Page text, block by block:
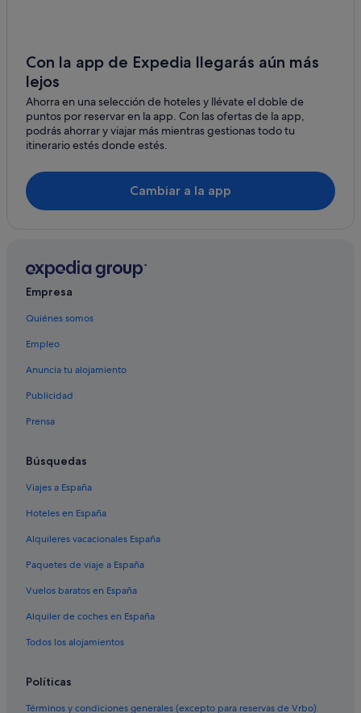
B&B en La Rochelle
Hoteles con bar en La Rochelle
Hoteles con restaurante en La Rochelle
Hoteles con todo incluido en La Rochelle
Hoteles baratos en La Rochelle
Casas de huéspedes en La Rochelle
Centro de la ciudad de La Rochelle hoteles
Con la app de Expedia llegarás aún más
lejos
Ahorra en una selección de hoteles y llévate el doble de
puntos por reservar en la app. Con las ofertas de la app,
podrás ahorrar y viajar más mientras gestionas todo tu
itinerario estés donde estés.
Cambiar a la app
Empresa
Quiénes somos
Empleo
Anuncia tu alojamiento
Publicidad
Prensa
Búsquedas
Viajes a España
Hoteles en España
Alquileres vacacionales España
Paquetes de viaje a España
Vuelos baratos en España
Alquiler de coches en España
Todos los alojamientos
Políticas
Términos y condiciones generales (excepto para reservas de Vrbo)